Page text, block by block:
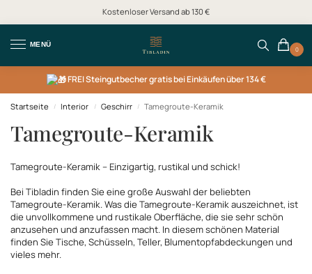
Kostenloser Versand ab 130 €
MENÜ
0
FREISteingutbecher gratis bei Einkäufen über 134 €
Startseite / Interior / Geschirr / Tamegroute-Keramik
Tamegroute-Keramik
Tamegroute-Keramik – Einzigartig, rustikal und schick!
Bei Tibladin finden Sie eine große Auswahl der beliebten
Tamegroute-Keramik. Was die Tamegroute-Keramik auszeichnet, ist
die unvollkommene und rustikale Oberfläche, die sie sehr schön
anzusehen und anzufassen macht. In diesem schönen Material
finden Sie Tische, Schüsseln, Teller, Blumentopfabdeckungen und
vieles mehr.